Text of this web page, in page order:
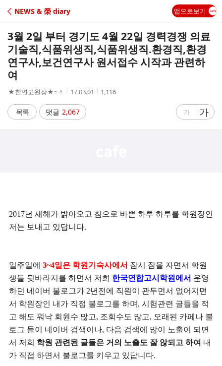
C
A
NEWS & 榮 diary 앱으로보기
3월 2일 부터 경기도 4월 22일 경력경쟁 의료
기술직,식품위생직,식품위생직.환경직,환경
연구사,보건연구사 원서접수 시작과 관련하
여
작
자
★한연고원장★~〃
작
시
간
17.03.01
조
1,116
목록 댓글 2,067
글
가
글
자
가
2017년 새해가 밝아오고 참으로 바쁜 하루 하루를 학원장인
저는 보내고 있답니다.
일주일에 3~4일은 학원기숙사에서 잠시 잠을 자면서 학원
생들 뒷바라지를 하면서 저희 한국연합고시학원에서 운영
하던 네이버 불로그가 2년전에 직원이 관두면서 없어지면
서 학원장인 내가 직접 불로그를 하며, 시험관련 글들을 적
고 해도 워낙 회원수 많고, 조회수도 많고, 오래된 카페나 불
로그 들이 네이버 검색이나, 다음 검색에 많이 노출이 되면
서 저희 학원 관련된 글들은 거의 노출도 잘 않되고 하여 내
가 직접 하면서 불로그를 키우고 있답니다.